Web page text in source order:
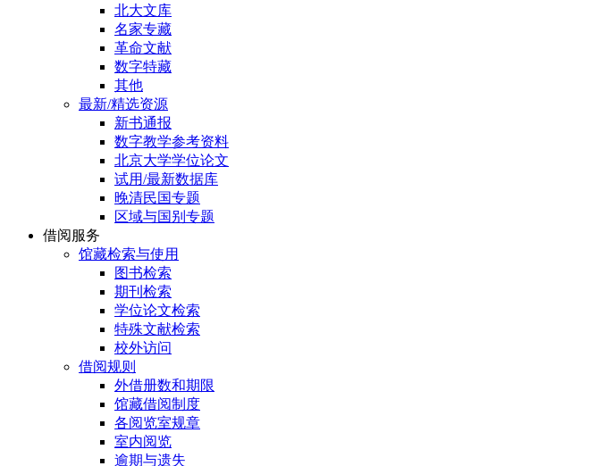
北大文库
名家专藏
革命文献
数字特藏
其他
最新/精选资源
新书通报
数字教学参考资料
北京大学学位论文
试用/最新数据库
晚清民国专题
区域与国别专题
借阅服务
馆藏检索与使用
图书检索
期刊检索
学位论文检索
特殊文献检索
校外访问
借阅规则
外借册数和期限
馆藏借阅制度
各阅览室规章
室内阅览
逾期与遗失